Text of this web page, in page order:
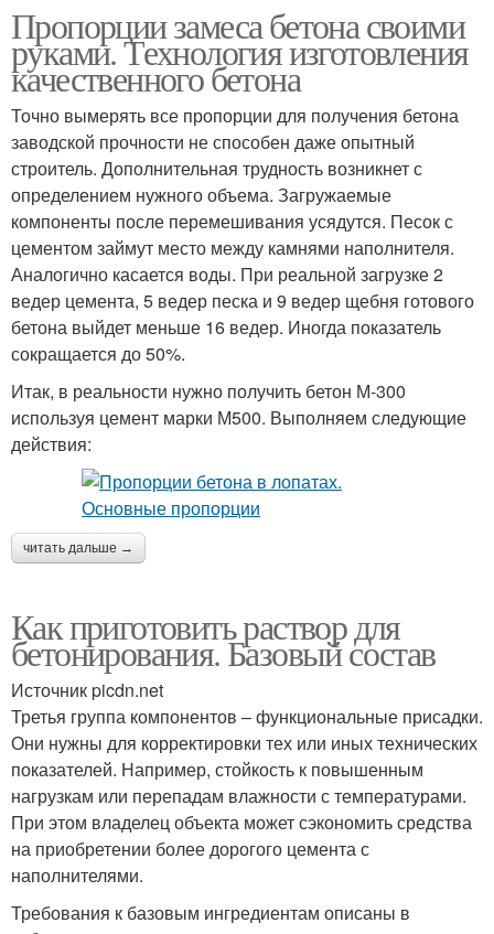
Пропорции замеса бетона своими
руками. Технология изготовления
качественного бетона
Точно вымерять все пропорции для получения бетона
заводской прочности не способен даже опытный
строитель. Дополнительная трудность возникнет с
определением нужного объема. Загружаемые
компоненты после перемешивания усядутся. Песок с
цементом займут место между камнями наполнителя.
Аналогично касается воды. При реальной загрузке 2
ведер цемента, 5 ведер песка и 9 ведер щебня готового
бетона выйдет меньше 16 ведер. Иногда показатель
сокращается до 50%.
Итак, в реальности нужно получить бетон М-300
используя цемент марки М500. Выполняем следующие
действия:
читать дальше →
Как приготовить раствор для
бетонирования. Базовый состав
Источник picdn.net
Третья группа компонентов – функциональные присадки.
Они нужны для корректировки тех или иных технических
показателей. Например, стойкость к повышенным
нагрузкам или перепадам влажности с температурами.
При этом владелец объекта может сэкономить средства
на приобретении более дорогого цемента с
наполнителями.
Требования к базовым ингредиентам описаны в